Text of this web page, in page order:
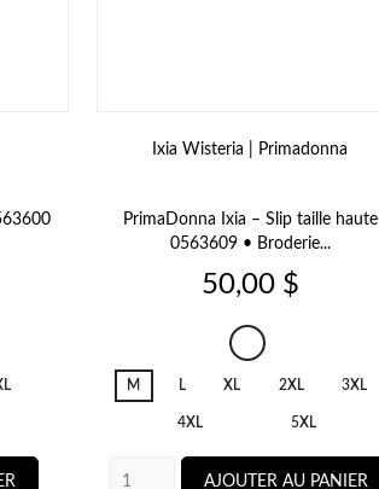
Ixia Wisteria | Primadonna
PrimaDonna Ixia – Slip taille haute
0563609 • Broderie...
Prix
50,00 $
Ixia
M
L XL 2XL 3XL
4XL 5XL
AJOUTER AU PANIER